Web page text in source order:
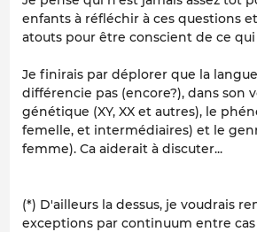
enfants à réfléchir à ces questions
atouts pour être conscient de ce
Je finirais par déplorer que la
différencie pas (encore?), dans son
génétique (XY, XX et autres), le
femelle, et intermédiaires) et le
femme). Ca aiderait à discuter...
(*) D'ailleurs la dessus, je voudrais
exceptions par continuum entre